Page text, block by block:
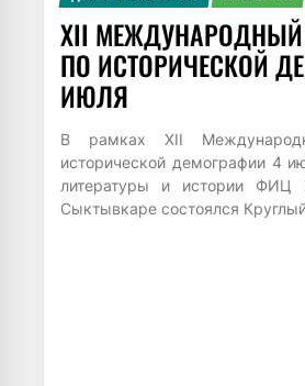
XII
ПО ИСТОРИЧЕСКОЙ
ИЮЛЯ
В рамках XII
исторической демографии 4
литературы и истории
Сыктывкаре состоялся